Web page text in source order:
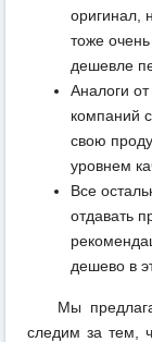
оригинал,
тоже очень
дешевле
Аналоги
компаний
свою
уровнем
Все
отдавать
дешево в
Мы
следим за тем,